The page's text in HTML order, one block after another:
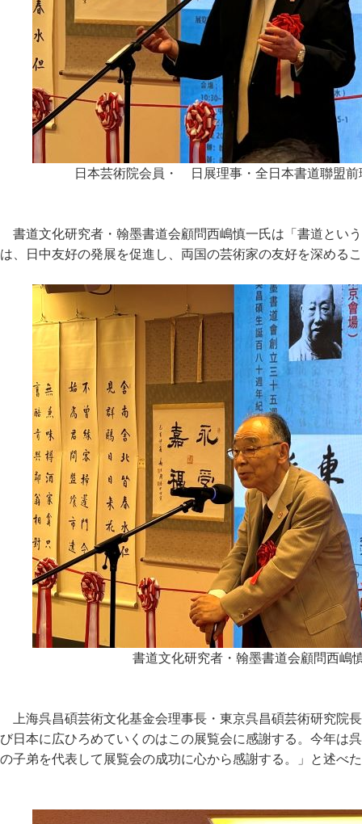
日本芸術院会員・ 日展理事・全日本書道聯盟前
書道文化研究者・翰墨書道会顧問西嶋慎一氏は「書道とい
は、日中友好の発展を促進し、両国の芸術家の友好を深める
書道文化研究者・翰墨書道会顧問西嶋
上海呉昌碩芸術文化基金会理事長・東京呉昌碩芸術研究院
び日本に広ひろめていくのはこの展覧会に感謝する。今年は
の子弟を代表して展覧会の成功に心から感謝する。」と述べ